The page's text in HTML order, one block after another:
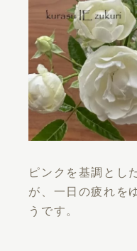
ピンクを基調とし
が、一日の疲れを
うです。